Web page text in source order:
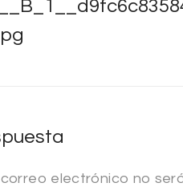
electrónico no